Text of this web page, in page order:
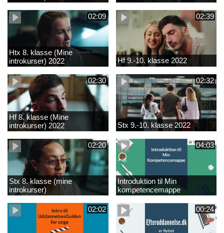
02:09
Htx 8. klasse (Mine
introkurser) 2022
02:39
Hf 9.-10. klasse 2022
02:30
Hf 8. klasse (Mine
introkurser) 2022
02:32
Stx 9.-10. klasse 2022
02:20
Stx 8. klasse (mine
introkurser)
04:03
Introduktion til Min
kompetencemappe
02:02 00:24